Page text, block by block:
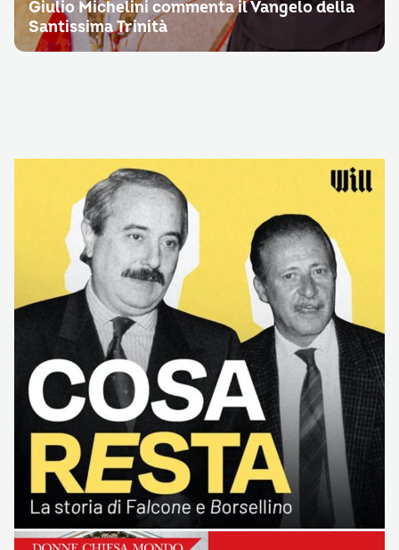
Giulio Michelini commenta il Vangelo della
Santissima Trinità